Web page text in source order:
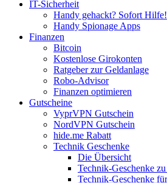
IT-Sicherheit
Handy gehackt? Sofort Hilfe!
Handy Spionage Apps
Finanzen
Bitcoin
Kostenlose Girokonten
Ratgeber zur Geldanlage
Robo-Advisor
Finanzen optimieren
Gutscheine
VyprVPN Gutschein
NordVPN Gutschein
hide.me Rabatt
Technik Geschenke
Die Übersicht
Technik-Geschenke
Technik-Geschenke